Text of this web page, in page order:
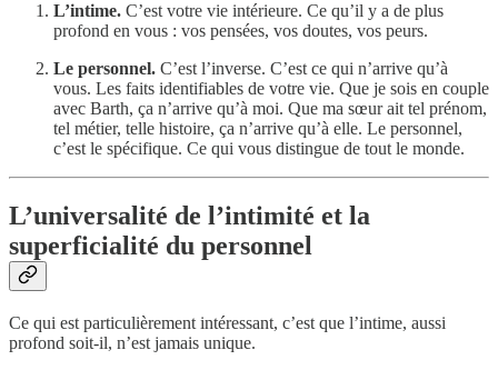
L’intime. C’est votre vie intérieure. Ce qu’il y a de plus
profond en vous : vos pensées, vos doutes, vos peurs.
Le personnel. C’est l’inverse. C’est ce qui n’arrive qu’à
vous. Les faits identifiables de votre vie. Que je sois en couple
avec Barth, ça n’arrive qu’à moi. Que ma sœur ait tel prénom,
tel métier, telle histoire, ça n’arrive qu’à elle. Le personnel,
c’est le spécifique. Ce qui vous distingue de tout le monde.
L’universalité de l’intimité et la
superficialité du personnel
Ce qui est particulièrement intéressant, c’est que l’intime, aussi
profond soit-il, n’est jamais unique.